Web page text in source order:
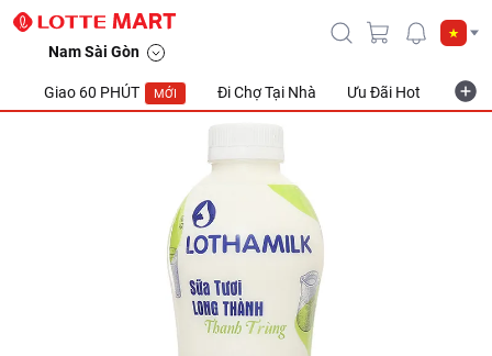
Nam Sài Gòn
Giao 60 PHÚT MỚI Đi Chợ Tại Nhà Ưu Đãi Hot